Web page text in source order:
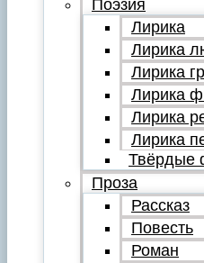
Поэзия
Лирика
Лирика
Лирика
Лирика
Лирика
Лирика
Твёрдые
Проза
Рассказ
Повесть
Роман